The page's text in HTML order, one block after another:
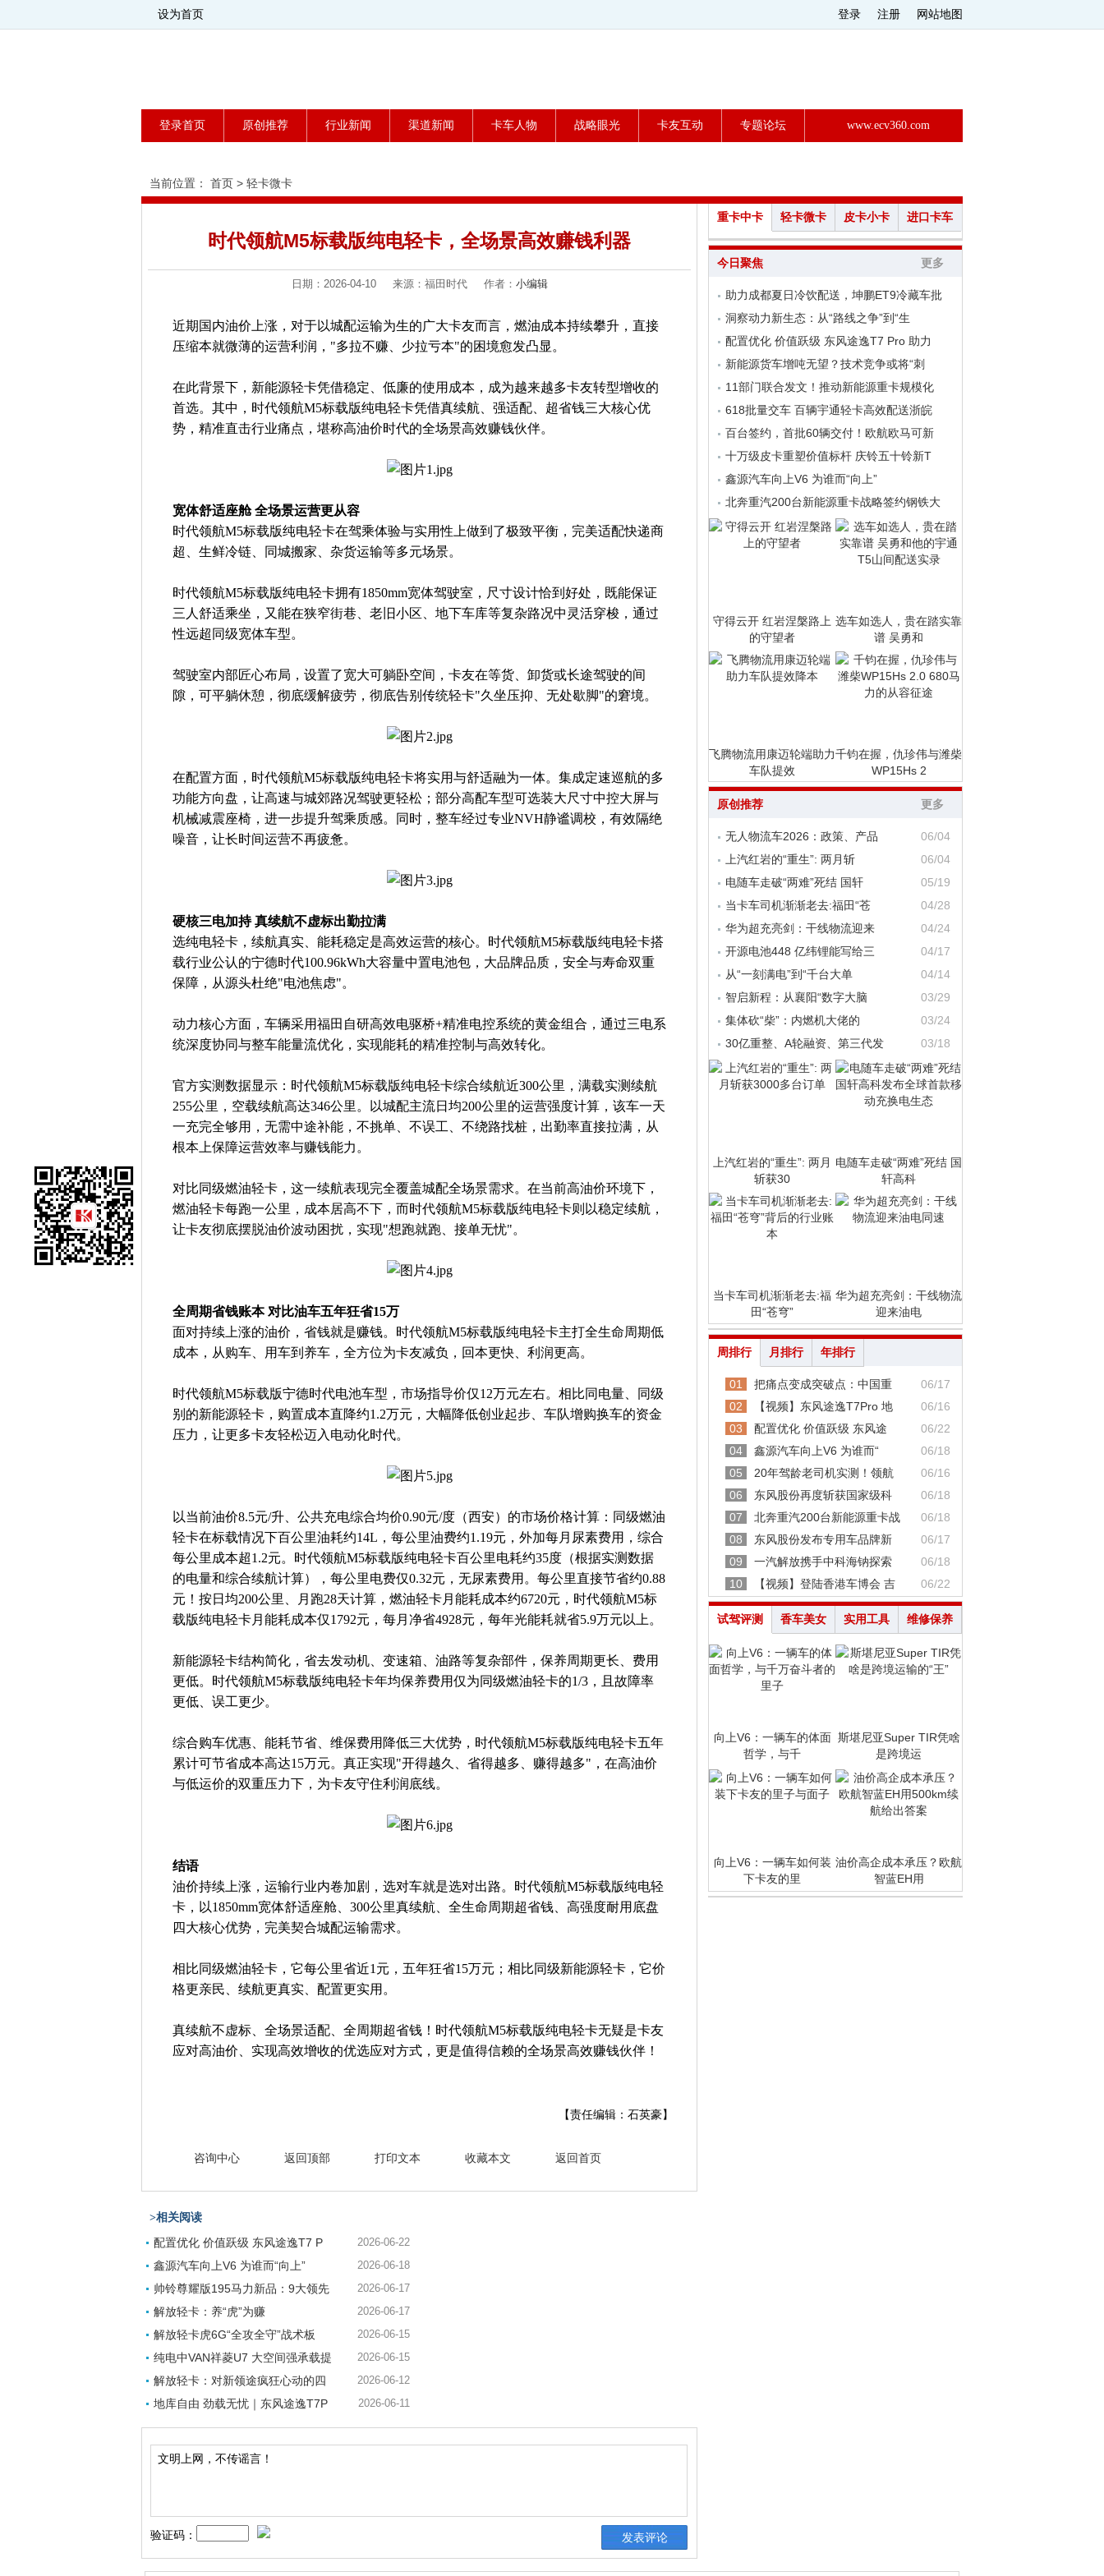
设为首页 登录 注册 网站地图
登录首页 原创推荐 行业新闻 渠道新闻 卡车人物 战略眼光 卡友互动 专题论坛 www.ecv360.com
当前位置： 首页 > 轻卡微卡
时代领航M5标载版纯电轻卡，全场景高效赚钱利器
日期：2026-04-10 来源：福田时代 作者： 小编辑
近期国内油价上涨，对于以城配运输为生的广大卡友而言，燃油成本持续攀升，直接
压缩本就微薄的运营利润，"多拉不赚、少拉亏本"的困境愈发凸显。
在此背景下，新能源轻卡凭借稳定、低廉的使用成本，成为越来越多卡友转型增收的
首选。其中，时代领航M5标载版纯电轻卡凭借真续航、强适配、超省钱三大核心优
势，精准直击行业痛点，堪称高油价时代的全场景高效赚钱伙伴。
宽体舒适座舱 全场景运营更从容
时代领航M5标载版纯电轻卡在驾乘体验与实用性上做到了极致平衡，完美适配快递商
超、生鲜冷链、同城搬家、杂货运输等多元场景。
时代领航M5标载版纯电轻卡拥有1850mm宽体驾驶室，尺寸设计恰到好处，既能保证
三人舒适乘坐，又能在狭窄街巷、老旧小区、地下车库等复杂路况中灵活穿梭，通过
性远超同级宽体车型。
驾驶室内部匠心布局，设置了宽大可躺卧空间，卡友在等货、卸货或长途驾驶的间
隙，可平躺休憩，彻底缓解疲劳，彻底告别传统轻卡"久坐压抑、无处歇脚"的窘境。
在配置方面，时代领航M5标载版纯电轻卡将实用与舒适融为一体。集成定速巡航的多
功能方向盘，让高速与城郊路况驾驶更轻松；部分高配车型可选装大尺寸中控大屏与
机械减震座椅，进一步提升驾乘质感。同时，整车经过专业NVH静谧调校，有效隔绝
噪音，让长时间运营不再疲惫。
硬核三电加持 真续航不虚标出勤拉满
选纯电轻卡，续航真实、能耗稳定是高效运营的核心。时代领航M5标载版纯电轻卡搭
载行业公认的宁德时代100.96kWh大容量中置电池包，大品牌品质，安全与寿命双重
保障，从源头杜绝"电池焦虑"。
动力核心方面，车辆采用福田自研高效电驱桥+精准电控系统的黄金组合，通过三电系
统深度协同与整车能量流优化，实现能耗的精准控制与高效转化。
官方实测数据显示：时代领航M5标载版纯电轻卡综合续航近300公里，满载实测续航
255公里，空载续航高达346公里。以城配主流日均200公里的运营强度计算，该车一天
一充完全够用，无需中途补能，不挑单、不误工、不绕路找桩，出勤率直接拉满，从
根本上保障运营效率与赚钱能力。
对比同级燃油轻卡，这一续航表现完全覆盖城配全场景需求。在当前高油价环境下，
燃油轻卡每跑一公里，成本居高不下，而时代领航M5标载版纯电轻卡则以稳定续航，
让卡友彻底摆脱油价波动困扰，实现"想跑就跑、接单无忧"。
全周期省钱账本 对比油车五年狂省15万
面对持续上涨的油价，省钱就是赚钱。时代领航M5标载版纯电轻卡主打全生命周期低
成本，从购车、用车到养车，全方位为卡友减负，回本更快、利润更高。
时代领航M5标载版宁德时代电池车型，市场指导价仅12万元左右。相比同电量、同级
别的新能源轻卡，购置成本直降约1.2万元，大幅降低创业起步、车队增购换车的资金
压力，让更多卡友轻松迈入电动化时代。
以当前油价8.5元/升、公共充电综合均价0.90元/度（西安）的市场价格计算：同级燃油
轻卡在标载情况下百公里油耗约14L，每公里油费约1.19元，外加每月尿素费用，综合
每公里成本超1.2元。时代领航M5标载版纯电轻卡百公里电耗约35度（根据实测数据
的电量和综合续航计算），每公里电费仅0.32元，无尿素费用。每公里直接节省约0.88
元！按日均200公里、月跑28天计算，燃油轻卡月能耗成本约6720元，时代领航M5标
载版纯电轻卡月能耗成本仅1792元，每月净省4928元，每年光能耗就省5.9万元以上。
新能源轻卡结构简化，省去发动机、变速箱、油路等复杂部件，保养周期更长、费用
更低。时代领航M5标载版纯电轻卡年均保养费用仅为同级燃油轻卡的1/3，且故障率
更低、误工更少。
综合购车优惠、能耗节省、维保费用降低三大优势，时代领航M5标载版纯电轻卡五年
累计可节省成本高达15万元。真正实现"开得越久、省得越多、赚得越多"，在高油价
与低运价的双重压力下，为卡友守住利润底线。
结语
油价持续上涨，运输行业内卷加剧，选对车就是选对出路。时代领航M5标载版纯电轻
卡，以1850mm宽体舒适座舱、300公里真续航、全生命周期超省钱、高强度耐用底盘
四大核心优势，完美契合城配运输需求。
相比同级燃油轻卡，它每公里省近1元，五年狂省15万元；相比同级新能源轻卡，它价
格更亲民、续航更真实、配置更实用。
真续航不虚标、全场景适配、全周期超省钱！时代领航M5标载版纯电轻卡无疑是卡友
应对高油价、实现高效增收的优选应对方式，更是值得信赖的全场景高效赚钱伙伴！
【责任编辑：石英豪】
咨询中心 返回顶部 打印文本 收藏本文 返回首页
>相关阅读
配置优化 价值跃级 东风途逸T7 P 2026-06-22
鑫源汽车向上V6 为谁而“向上” 2026-06-18
帅铃尊耀版195马力新品：9大领先 2026-06-17
解放轻卡：养“虎”为赚 2026-06-17
解放轻卡虎6G“全攻全守”战术板 2026-06-15
纯电中VAN祥菱U7 大空间强承载提 2026-06-15
解放轻卡：对新领途疯狂心动的四 2026-06-12
地库自由 劲载无忧｜东风途逸T7P 2026-06-11
验证码：
重卡中卡 轻卡微卡 皮卡小卡 进口卡车
今日聚焦 更多
助力成都夏日冷饮配送，坤鹏ET9冷藏车批
洞察动力新生态：从“路线之争”到“生
配置优化 价值跃级 东风途逸T7 Pro 助力
新能源货车增吨无望？技术竞争或将“刺
11部门联合发文！推动新能源重卡规模化
618批量交车 百辆宇通轻卡高效配送浙皖
百台签约，首批60辆交付！欧航欧马可新
十万级皮卡重塑价值标杆 庆铃五十铃新T
鑫源汽车向上V6 为谁而“向上”
北奔重汽200台新能源重卡战略签约钢铁大
守得云开 红岩涅槃路上
的守望者
选车如选人，贵在踏实靠
谱 吴勇和
飞腾物流用康迈轮端助力
车队提效
千钧在握，仇珍伟与潍柴
WP15Hs 2
原创推荐 更多
无人物流车2026：政策、产品
06/04
上汽红岩的“重生”: 两月斩
06/04
电随车走破“两难”死结 国轩
05/19
当卡车司机渐渐老去:福田“苍
04/28
华为超充亮剑：干线物流迎来
04/24
开源电池448 亿纬锂能写给三
04/17
从“一刻满电”到“千台大单
04/14
智启新程：从襄阳“数字大脑
03/29
集体砍“柴”：内燃机大佬的
03/24
30亿重整、A轮融资、第三代发
03/18
上汽红岩的“重生”: 两月
斩获30
电随车走破“两难”死结 国
轩高科
当卡车司机渐渐老去:福
田“苍穹”
华为超充亮剑：干线物流
迎来油电
周排行 月排行 年排行
01 把痛点变成突破点：中国重
06/17
02
【视频】东风途逸T7Pro 地
06/16
03
配置优化 价值跃级 东风途
06/22
04
鑫源汽车向上V6 为谁而“
06/18
05
20年驾龄老司机实测！领航
06/16
06
东风股份再度斩获国家级科
06/18
07
北奔重汽200台新能源重卡战
06/18
08
东风股份发布专用车品牌新
06/17
09
一汽解放携手中科海钠探索
06/18
10
【视频】登陆香港车博会 吉 06/22
试驾评测 香车美女 实用工具 维修保养
向上V6：一辆车的体面
哲学，与千
斯堪尼亚Super TIR凭啥
是跨境运
向上V6：一辆车如何装
下卡友的里
油价高企成本承压？欧航
智蓝EH用